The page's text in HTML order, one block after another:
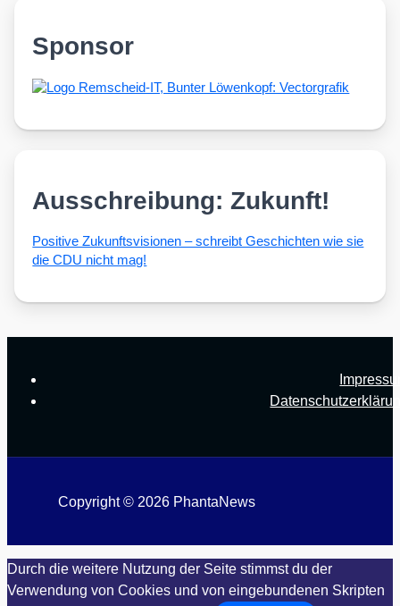
Sponsor
Ausschreibung: Zukunft!
Posi­ti­ve Zukunfts­vi­sio­nen – schreibt Geschich­ten wie sie
die CDU nicht mag!
Copyright © 2026 PhantaNews
Durch die weitere Nutzung der Seite stimmst du der
Verwendung von Cookies und von eingebundenen Skripten